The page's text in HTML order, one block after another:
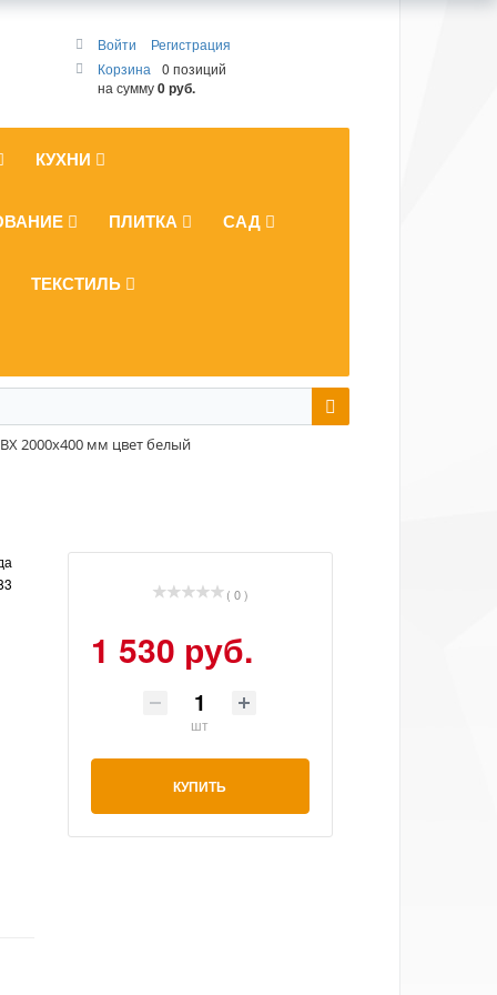
Войти
Регистрация
Корзина
0 позиций
на сумму0 руб.
КУХНИ
ПЛИТКА САД
ТЕКСТИЛЬ
2000x400 мм цвет белый
( 0 )
1 530 руб.
шт
КУПИТЬ